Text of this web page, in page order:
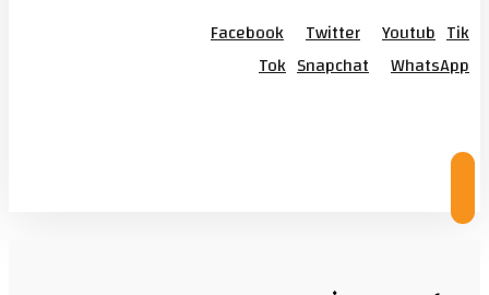
Facebook
Twitter Youtub Tik
Tok Snapchat
WhatsApp